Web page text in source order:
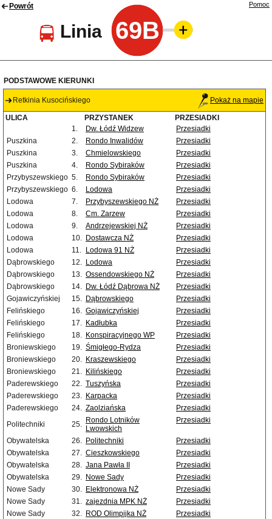
Powrót
Linia 69B
Pomoc
PODSTAWOWE KIERUNKI
Retkinia Kusocińskiego Pokaż na mapie
ULICA PRZYSTANEK
PRZESIADKI
1.
Dw. Łódź Widzew
Przesiadki
Puszkina
2. Rondo Inwalidów
Przesiadki
Puszkina
3. Chmielowskiego
Przesiadki
Puszkina
4. Rondo Sybiraków
Przesiadki
Przybyszewskiego 5. Rondo Sybiraków
Przesiadki
Przybyszewskiego 6. Lodowa
Przesiadki
Lodowa
7. Przybyszewskiego NŻ
Przesiadki
Lodowa
8. Cm. Zarzew
Przesiadki
Lodowa
9. Andrzejewskiej NŻ
Przesiadki
Lodowa
10. Dostawcza NŻ
Przesiadki
Lodowa
11. Lodowa 91 NŻ
Przesiadki
Dąbrowskiego
12. Lodowa
Przesiadki
Dąbrowskiego
13. Ossendowskiego NŻ
Przesiadki
Dąbrowskiego
14. Dw. Łódź Dąbrowa NŻ
Przesiadki
Gojawiczyńskiej
15. Dąbrowskiego
Przesiadki
Felińskiego
16. Gojawiczyńskiej
Przesiadki
Felińskiego
17. Kadłubka
Przesiadki
Felińskiego
18. Konspiracyjnego WP
Przesiadki
Broniewskiego
19. Śmigłego-Rydza
Przesiadki
Broniewskiego
20. Kraszewskiego
Przesiadki
Broniewskiego
21. Kilińskiego
Przesiadki
Paderewskiego
22. Tuszyńska
Przesiadki
Paderewskiego
23. Karpacka
Przesiadki
Paderewskiego
24. Zaolziańska
Przesiadki
Politechniki
25. Rondo Lotników
Lwowskich
Przesiadki
Obywatelska 26. Politechniki
Przesiadki
Obywatelska
27. Cieszkowskiego
Przesiadki
Obywatelska
28. Jana Pawła II
Przesiadki
Obywatelska
29. Nowe Sady
Przesiadki
Nowe Sady
30. Elektronowa NŻ
Przesiadki
Nowe Sady
31. zajezdnia MPK NŻ
Przesiadki
Nowe Sady
32. ROD Olimpijka NŻ
Przesiadki